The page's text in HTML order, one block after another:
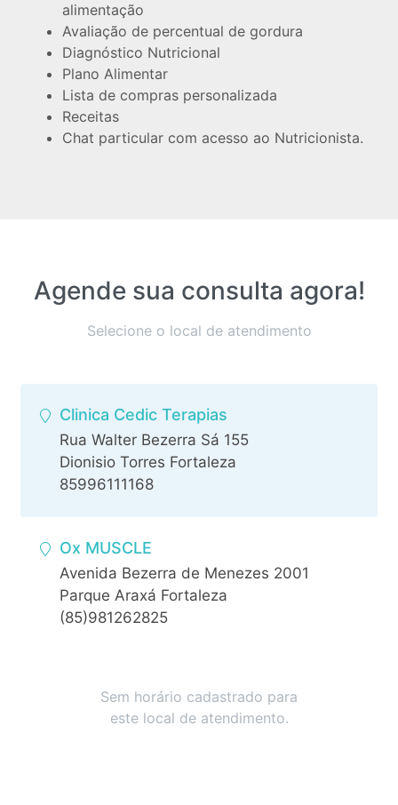
alimentação
Avaliação de percentual de gordura
Diagnóstico Nutricional
Plano Alimentar
Lista de compras personalizada
Receitas
Chat particular com acesso ao Nutricionista.
Agende sua consulta agora!
Selecione o local de atendimento
Clinica Cedic Terapias
Rua Walter Bezerra Sá 155
Dionisio Torres Fortaleza
85996111168
Ox MUSCLE
Avenida Bezerra de Menezes 2001
Parque Araxá Fortaleza
(85)981262825
Sem horário cadastrado para
este local de atendimento.